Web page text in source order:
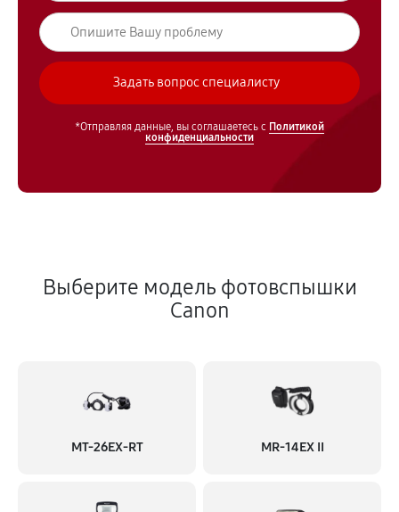
*Отправляя данные, вы соглашаетесь с Политикой
конфиденциальности
Выберите модель фотовспышки
Canon
MT-26EX-RT MR-14EX II